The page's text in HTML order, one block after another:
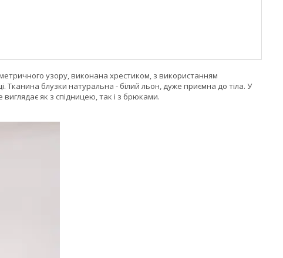
узору, виконана хрестиком, з використанням
Тканина блузки натуральна - білий льон, дуже приємна до тіла. У
як з спідницею, так і з брюками.